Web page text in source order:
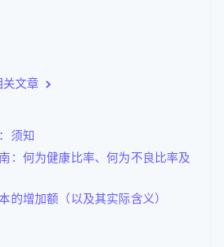
关文章
须知
：何为健康比率、何为不良比率及
的增加额（以及其实际含义）